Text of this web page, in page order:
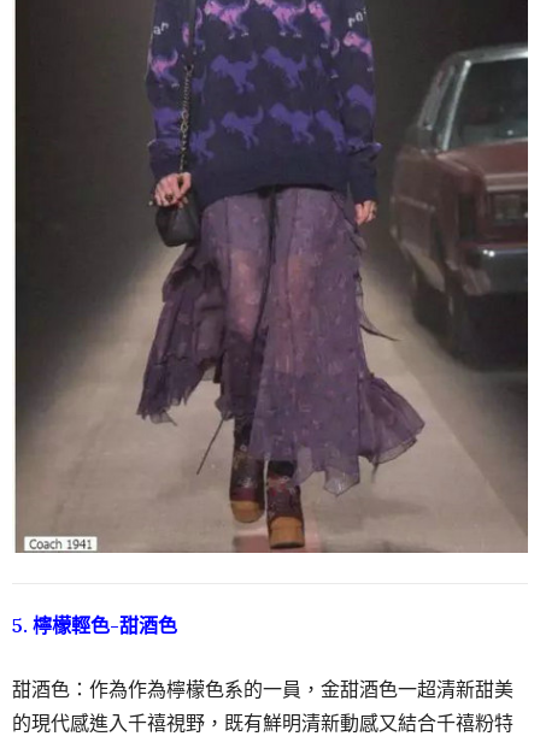
5. 檸檬輕色-甜酒色
甜酒色：作為作為檸檬色系的一員，金甜酒色一超清新甜美
的現代感進入千禧視野，既有鮮明清新動感又結合千禧粉特